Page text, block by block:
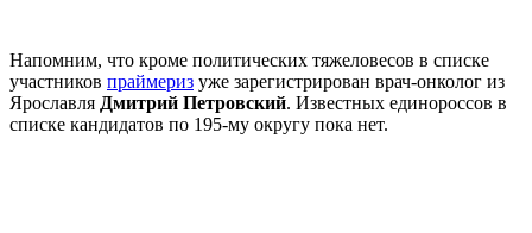
Напомним, что кроме политических тяжеловесов в списке
участников праймериз уже зарегистрирован врач-онколог из
Ярославля Дмитрий Петровский. Известных единороссов в
списке кандидатов по 195-му округу пока нет.